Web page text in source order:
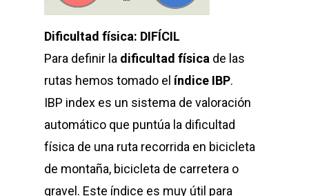
Dificultad física: DIFÍCIL
Para definir la dificultad física de las
rutas hemos tomado el índice IBP.
IBP index es un sistema de valoración
automático que puntúa la dificultad
física de una ruta recorrida en bicicleta
de montaña, bicicleta de carretera o
gravel. Este índice es muy útil para